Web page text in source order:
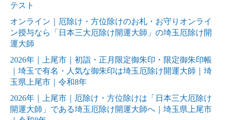
テスト
オンライン｜厄除け・方位除けのお札・お守りオンライ
ン授与なら「日本三大厄除け開運大師」の埼玉厄除け開
運大師
2026年｜上尾市｜初詣・正月限定御朱印・限定御朱印帳
｜埼玉で有名・人気な御朱印は埼玉厄除け開運大師｜埼
玉県上尾市｜令和8年
2026年｜上尾市｜厄除け・方位除けは「日本三大厄除け
開運大師」である埼玉厄除け開運大師へ｜埼玉県上尾市